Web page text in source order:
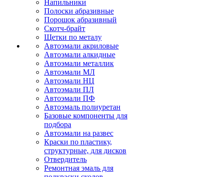
Напильники
Полоски абразивные
Порошок абразивный
Скотч-брайт
Щетки по металу
Автоэмали акриловые
Автоэмали алкидные
Автоэмали металлик
Автоэмали МЛ
Автоэмали НЦ
Автоэмали ПЛ
Автоэмали ПФ
Автоэмаль полиуретан
Базовые компоненты для
подбора
Автоэмали на развес
Краски по пластику,
структурные, для дисков
Отвердитель
Ремонтная эмаль для